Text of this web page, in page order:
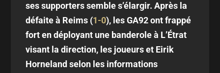
ses supporters semble s’élargir. Après la
défaite à Reims (1-0), les GA92 ont frappé
fort en déployant une banderole à L’Étrat
visant la direction, les joueurs et Eirik
Horneland selon les informations